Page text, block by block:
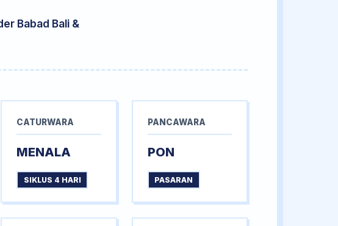
Babad Bali &
CATURWARA
MENALA
SIKLUS 4 HARI
PANCAWARA
PON
PASARAN